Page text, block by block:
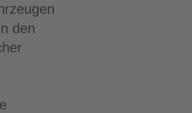
den